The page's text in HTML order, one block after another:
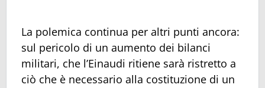
La polemica continua per altri punti ancora:
sul pericolo di un aumento dei bilanci
militari, che l’Einaudi ritiene sarà ristretto a
ciò che è necessario alla costituzione di un